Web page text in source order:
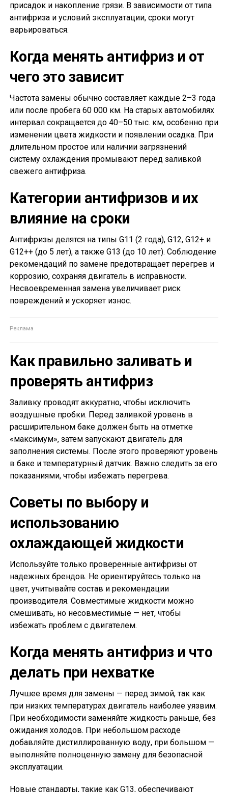
присадок и накопление грязи. В зависимости от типа
антифриза и условий эксплуатации, сроки могут
варьироваться.
Когда менять антифриз и от
чего это зависит
Частота замены обычно составляет каждые 2–3 года
или после пробега 60 000 км. На старых автомобилях
интервал сокращается до 40–50 тыс. км, особенно при
изменении цвета жидкости и появлении осадка. При
длительном простое или наличии загрязнений
систему охлаждения промывают перед заливкой
свежего антифриза.
Категории антифризов и их
влияние на сроки
Антифризы делятся на типы G11 (2 года), G12, G12+ и
G12++ (до 5 лет), а также G13 (до 10 лет). Соблюдение
рекомендаций по замене предотвращает перегрев и
коррозию, сохраняя двигатель в исправности.
Несвоевременная замена увеличивает риск
повреждений и ускоряет износ.
Как правильно заливать и
проверять антифриз
Заливку проводят аккуратно, чтобы исключить
воздушные пробки. Перед заливкой уровень в
расширительном баке должен быть на отметке
«максимум», затем запускают двигатель для
заполнения системы. После этого проверяют уровень
в баке и температурный датчик. Важно следить за его
показаниями, чтобы избежать перегрева.
Советы по выбору и
использованию
охлаждающей жидкости
Используйте только проверенные антифризы от
надежных брендов. Не ориентируйтесь только на
цвет, учитывайте состав и рекомендации
производителя. Совместимые жидкости можно
смешивать, но несовместимые — нет, чтобы
избежать проблем с двигателем.
Когда менять антифриз и что
делать при нехватке
Лучшее время для замены — перед зимой, так как
при низких температурах двигатель наиболее уязвим.
При необходимости заменяйте жидкость раньше, без
ожидания холодов. При небольшом расходе
добавляйте дистиллированную воду, при большом —
выполняйте полноценную замену для безопасной
эксплуатации.
Новые стандарты, такие как G13, обеспечивают